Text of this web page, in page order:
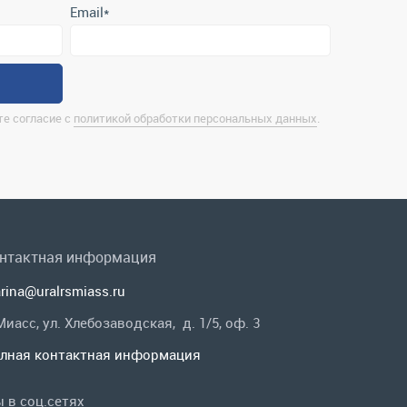
информация
ул. Хлебозаводская, д. 1/5, оф. 3
контактная информация